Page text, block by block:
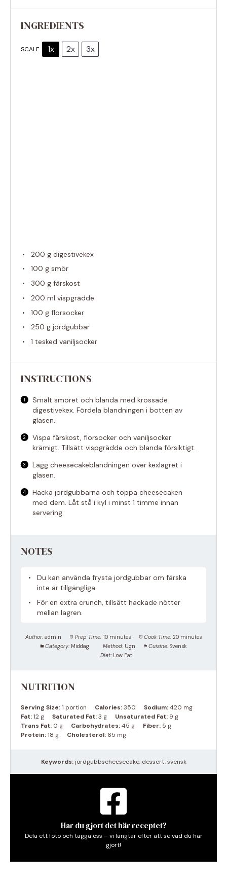
INGREDIENTS
SCALE 1x 2x 3x
200 g digestivekex
100 g smör
300 g färskost
200 ml vispgrädde
100 g florsocker
250 g jordgubbar
1 tesked vaniljsocker
INSTRUCTIONS
Smält smöret och blanda med krossade
digestivekex. Fördela blandningen i botten av
glasen.
Vispa färskost, florsocker och vaniljsocker
krämigt. Tillsätt vispgrädde och blanda försiktigt.
Lägg cheesecakeblandningen över kexlagret i
glasen.
Hacka jordgubbarna och toppa cheesecaken
med dem. Låt stå i kyl i minst 1 timme innan
servering.
NOTES
Du kan använda frysta jordgubbar om färska
inte är tillgängliga.
För en extra crunch, tillsätt hackade nötter
mellan lagren.
Author: admin Prep Time: 10 minutes Cook Time: 20 minutes
Category: Middag Method: Ugn Cuisine: Svensk
Diet: Low Fat
NUTRITION
Serving Size:1 portion Calories:350 Sodium:420 mg
Fat:12 g Saturated Fat:3 g Unsaturated Fat: 9 g
Trans Fat: 0 g Carbohydrates:45 g Fiber: 5 g
Protein:18 g Cholesterol: 65 mg
Keywords:jordgubbscheesecake, dessert, svensk
Har du gjort det här receptet?
Dela ett foto och tagga oss – vi längtar efter att se vad du har
gjort!